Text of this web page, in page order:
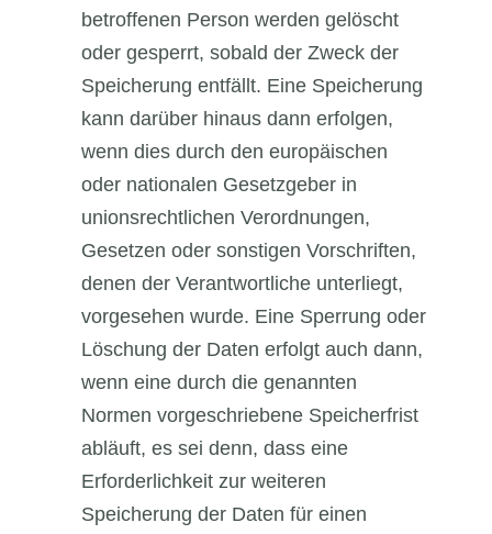
betroffenen Person werden gelöscht
oder gesperrt, sobald der Zweck der
Speicherung entfällt. Eine Speicherung
kann darüber hinaus dann erfolgen,
wenn dies durch den europäischen
oder nationalen Gesetzgeber in
unionsrechtlichen Verordnungen,
Gesetzen oder sonstigen Vorschriften,
denen der Verantwortliche unterliegt,
vorgesehen wurde. Eine Sperrung oder
Löschung der Daten erfolgt auch dann,
wenn eine durch die genannten
Normen vorgeschriebene Speicherfrist
abläuft, es sei denn, dass eine
Erforderlichkeit zur weiteren
Speicherung der Daten für einen